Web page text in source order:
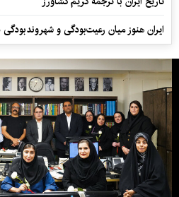
ایران هنوز میان رعیت‌بودگی و